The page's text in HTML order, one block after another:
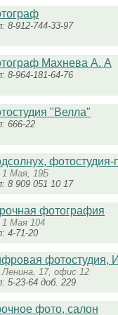
8-912-744-33-97
Махнева А. А
8-964-181-64-76
"Велла"
666-22
фотостудия-
1 Мая, 19Б
8 909 051 10 17
фотография
1 Мая 104
4-71-20
фотостудия,
Ленина, 17, офис 12
5-23-64 доб. 229
фото, салон